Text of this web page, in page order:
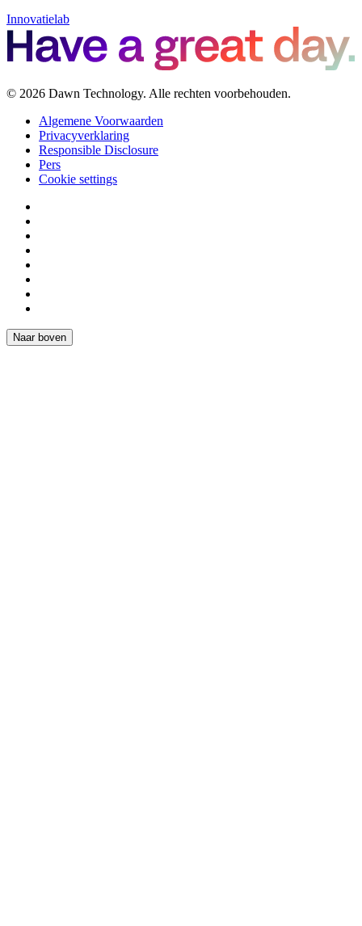
Innovatielab
© 2026 Dawn Technology. Alle rechten voorbehouden.
Algemene Voorwaarden
Privacyverklaring
Responsible Disclosure
Pers
Cookie settings
Naar boven